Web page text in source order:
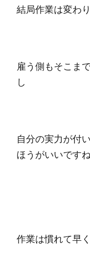
結局作業は変わ
雇う側もそこま
し
自分の実力が付
ほうがいいですね
作業は慣れて早